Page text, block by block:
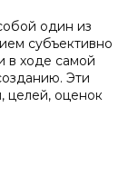
один из
субъективно
в ходе самой
Эти
целей, оценок